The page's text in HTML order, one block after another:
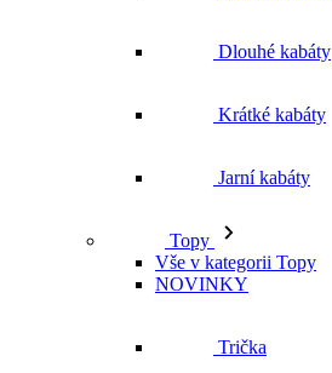
Dlouhé kabáty
Krátké kabáty
Jarní kabáty
Topy
Vše v kategorii Topy
NOVINKY
Trička